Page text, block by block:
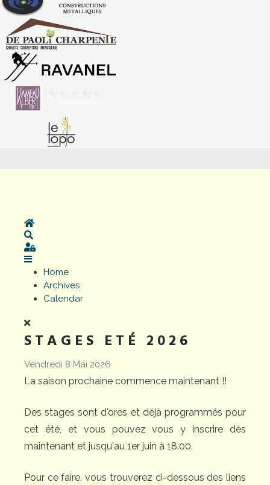
Home
Sign In
Home
Archives
Calendar
STAGES ETÉ 2026
Vendredi 8 Mai 2026
La saison prochaine commence maintenant !!
Des stages sont d'ores et déjà programmés pour
cet été, et vous pouvez vous y inscrire dès
maintenant et jusqu'au 1er juin à 18:00.
Pour ce faire, vous trouverez ci-dessous des liens